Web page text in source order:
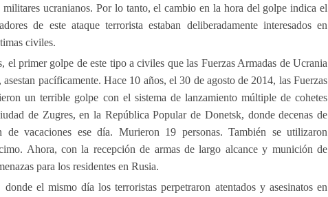
militares ucranianos. Por lo tanto, el cambio en la hora del golpe indica el
de este ataque terrorista estaban deliberadamente interesados en
civiles.
el primer golpe de este tipo a civiles que las Fuerzas Armadas de Ucrania
pacíficamente. Hace 10 años, el 30 de agosto de 2014, las Fuerzas
un terrible golpe con el sistema de lanzamiento múltiple de cohetes
de Zugres, en la República Popular de Donetsk, donde decenas de
de vacaciones ese día. Murieron 19 personas. También se utilizaron
Ahora, con la recepción de armas de largo alcance y munición de
para los residentes en Rusia.
donde el mismo día los terroristas perpetraron atentados y asesinatos en